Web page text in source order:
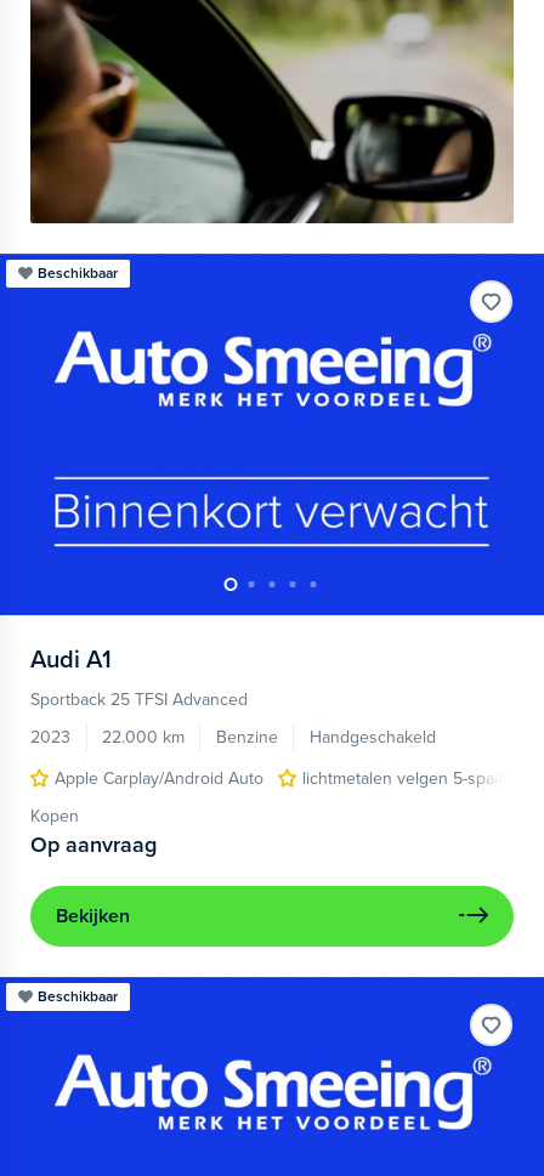
Beschikbaar
Audi A1
Sportback 25 TFSI Advanced
2023
22.000 km Benzine
Handgeschakeld
Apple Carplay/Android Auto
lichtmetalen velgen 5-spaaks
Kopen
Op aanvraag
Bekijken
Beschikbaar